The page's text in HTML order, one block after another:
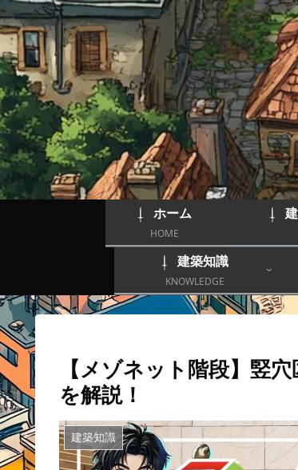
ホーム
HOME
建築知識
KNOWLEDGE
【メゾネット階段】竪
を解説！
建築知識